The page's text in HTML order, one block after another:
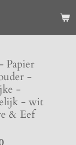
Papier
-
-
- wit
& Eef